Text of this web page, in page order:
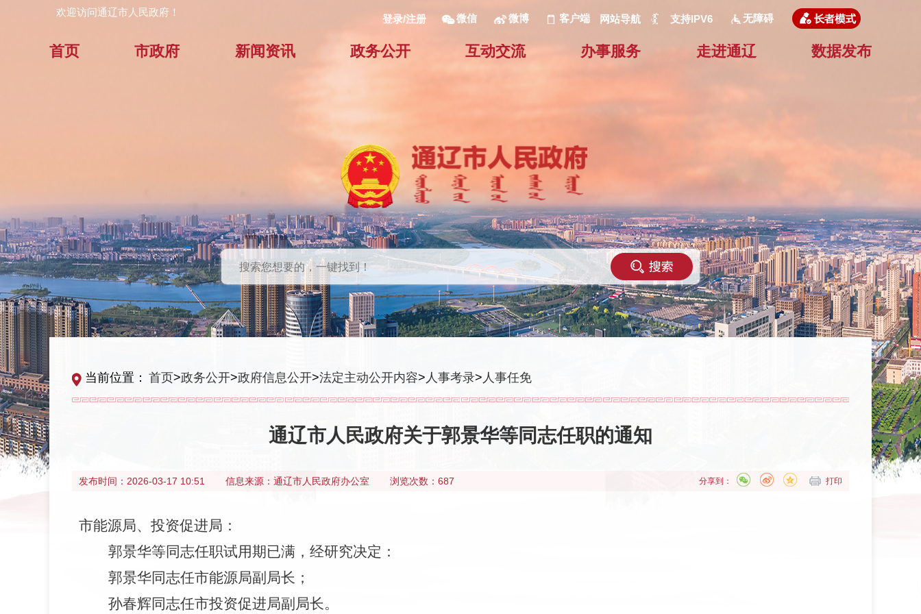
欢迎访问通辽市人民政府！
登录/注册 微信 微博 客户端 网站导航 支持IPV6 无障碍
首页 市政府 新闻资讯 政务公开 互动交流 办事服务 走进通辽 数据发布
当前位置： 首页>政务公开>政府信息公开>法定主动公开内容> 人事考录> 人事任免
通辽市人民政府关于郭景华等同志任职的通知
发布时间： 2026-03-17 10:51 信息来源： 通辽市人民政府办公室 浏览次数：687 打印
分享到：
市能源局、投资促进局 ：
郭景华等同志任职试用期已满，经研究决定：
郭景华同志任市能源局副局长；
孙春辉同志任市投资促进局副局长。